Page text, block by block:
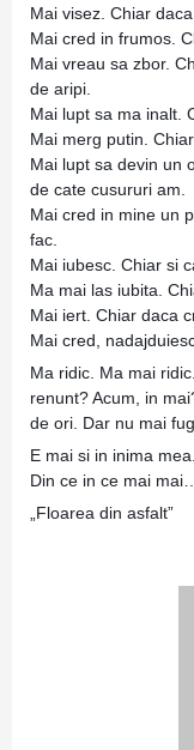
Mai visez. Chiar
Mai cred in frumos.
Mai vreau sa zbor.
de aripi.
Mai lupt sa ma inalt.
Mai merg putin.
Mai lupt sa devin un
de cate cusururi am.
Mai cred in mine un
fac.
Mai iubesc. Chiar si
Ma mai las iubita.
Mai iert. Chiar daca
Mai cred,
Ma ridic. Ma mai
renunt? Acum, in
de ori. Dar nu mai
E mai si in inima mea.
Din ce in ce mai
„Floarea din asfalt”